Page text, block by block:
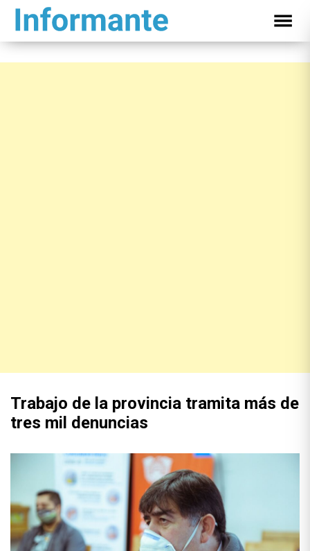
Trabajo de la provincia tramita más de
tres mil denuncias